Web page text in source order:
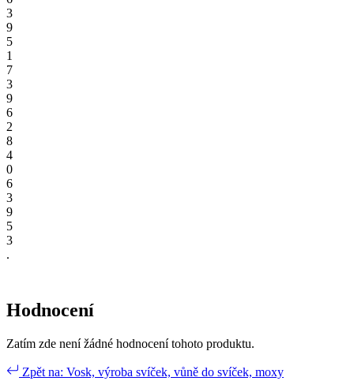
3
9
5
1
7
3
9
6
2
8
4
0
6
3
9
5
3
.
Hodnocení
Zatím zde není žádné hodnocení tohoto produktu.
Zpět na: Vosk, výroba svíček, vůně do svíček, moxy